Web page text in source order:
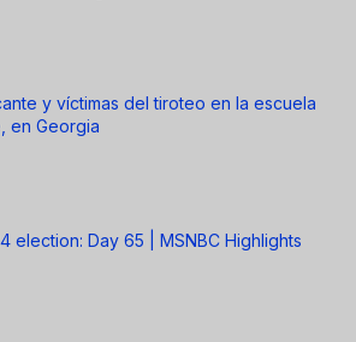
y víctimas del tiroteo en la escuela
en Georgia
election: Day 65 | MSNBC Highlights